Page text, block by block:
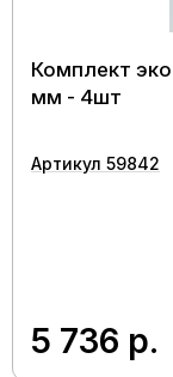
Комплект
мм - 4шт
Артикул 59842
5 736 р.